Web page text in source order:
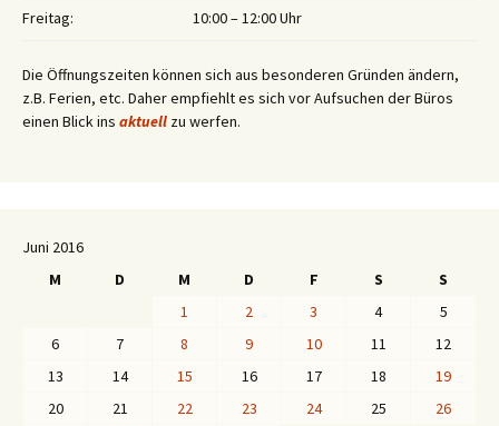
Freitag: 10:00 – 12:00 Uhr
Die Öffnungszeiten können sich aus besonderen Gründen ändern,
z.B. Ferien, etc. Daher empfiehlt es sich vor Aufsuchen der Büros
einen Blick ins aktuell zu werfen.
Juni 2016
M
D M D F S
S
1
2 3 4
5
6
7 8 9 10 11
12
13
14 15 16 17 18
19
20
21 22 23 24 25
26